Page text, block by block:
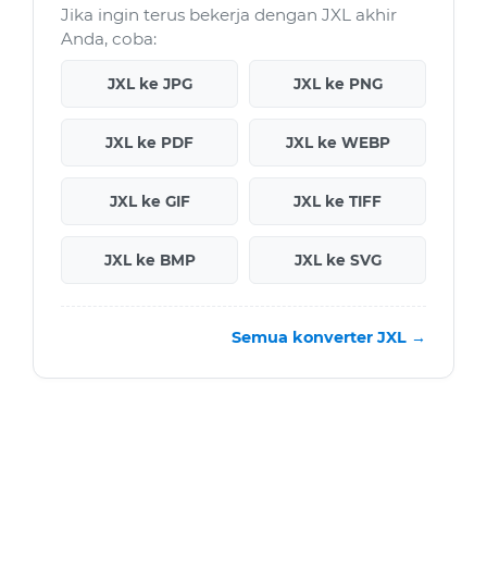
Jika ingin terus bekerja dengan JXL akhir
Anda, coba:
JXL ke JPG JXL ke PNG
JXL ke PDF JXL ke WEBP
JXL ke GIF JXL ke TIFF
JXL ke BMP JXL ke SVG
Semua konverter JXL →